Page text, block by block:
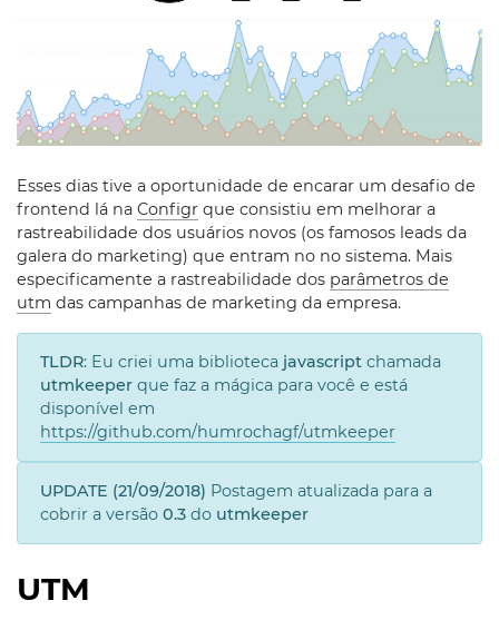
Esses dias tive a oportunidade de encarar um desafio de
frontend lá na Configr que consistiu em melhorar a
rastreabilidade dos usuários novos (os famosos leads da
galera do marketing) que entram no no sistema. Mais
especificamente a rastreabilidade dos parâmetros de
utm das campanhas de marketing da empresa.
TLDR: Eu criei uma biblioteca javascript chamada
utmkeeper que faz a mágica para você e está
disponível em
https://github.com/humrochagf/utmkeeper
UPDATE (21/09/2018) Postagem atualizada para a
cobrir a versão 0.3 do utmkeeper
UTM